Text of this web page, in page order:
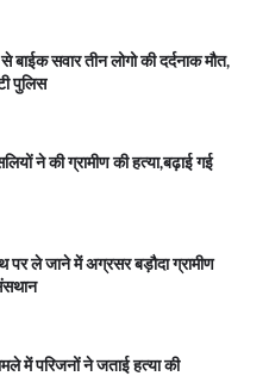
बाईक सवार तीन लोगो की दर्दनाक मौत,
पुलिस
ने की ग्रामीण की हत्या,बढ़ाई गई
पर ले जाने में अग्रसर बड़ौदा ग्रामीण
में परिजनों ने जताई हत्या की